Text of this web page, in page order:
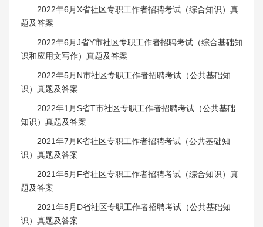
2022年6月X省社区专职工作者招聘考试（综合知识）真
题及答案
2022年6月J省Y市社区专职工作者招聘考试（综合基础知
识和应用文写作）真题及答案
2022年5月N市社区专职工作者招聘考试（公共基础知
识）真题及答案
2022年1月S省T市社区专职工作者招聘考试（公共基础
知识）真题及答案
2021年7月K省社区专职工作者招聘考试（公共基础知
识）真题及答案
2021年5月F省社区专职工作者招聘考试（综合知识）真
题及答案
2021年5月D省社区专职工作者招聘考试（公共基础知
识）真题及答案